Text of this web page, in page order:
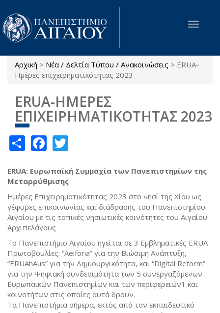
Παράκαμψη προς το κυρίως περιεχόμενο
Toggle
Είστε εδώ
Αρχική > Νέα / Δελτία Τύπου / Ανακοινώσεις > ERUA-
Ημέρες επιχειρηματικότητας 2023
ERUA-ΗΜΕΡΕΣ
ΕΠΙΧΕΙΡΗΜΑΤΙΚΟΤΗΤΑΣ 2023
ShareFacebook
ERUA: Ευρωπαϊκή Συμμαχία των Πανεπιστημίων της
Μεταρρύθμισης
Ημέρες Επιχειρηματικότητας 2023 στο νησί της Χίου ως
γέφυρες επικοινωνίας και διάδρασης του Πανεπιστημίου
Αιγαίου με τις τοπικές νησιωτικές κοινότητες του Αιγαίου
Αρχιπελάγους
Το Πανεπιστήμιο Αιγαίου ηγείται σε 3 Εμβληματικές ERUA
Πρωτοβουλίες: “Aeiforia” για την Βιώσιμη Ανάπτυξη,
“ERUAhAus” για την Δημιουργικότητα, και “Digital Reform”
για την Ψηφιακή συνδεσιμότητα των 5 συνεργαζόμενων
Ευρωπαικών Πανεπιστημίων και των περιφερειών1 και
κοινοτήτων στις οποίες αυτά δρουν.
Τα Πανεπιστήμια σήμερα, εκτός από τον εκπαιδευτικό